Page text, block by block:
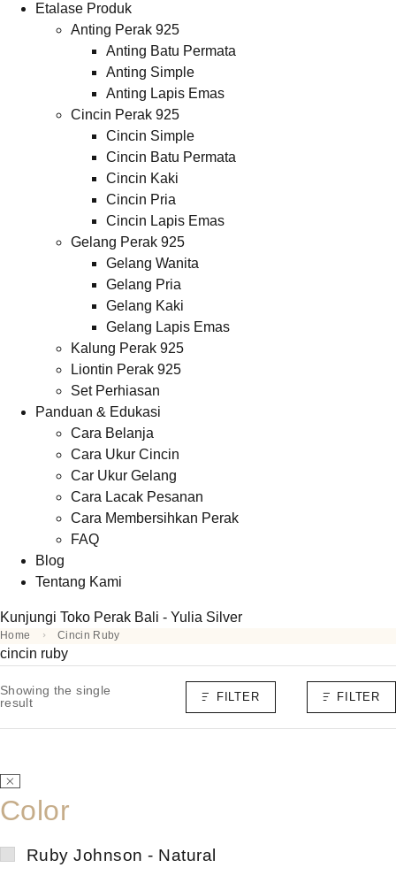
Etalase Produk
Anting Perak 925
Anting Batu Permata
Anting Simple
Anting Lapis Emas
Cincin Perak 925
Cincin Simple
Cincin Batu Permata
Cincin Kaki
Cincin Pria
Cincin Lapis Emas
Gelang Perak 925
Gelang Wanita
Gelang Pria
Gelang Kaki
Gelang Lapis Emas
Kalung Perak 925
Liontin Perak 925
Set Perhiasan
Panduan & Edukasi
Cara Belanja
Cara Ukur Cincin
Car Ukur Gelang
Cara Lacak Pesanan
Cara Membersihkan Perak
FAQ
Blog
Tentang Kami
Kunjungi Toko Perak Bali - Yulia Silver
Home Cincin Ruby
cincin ruby
Showing the single
result
FILTER FILTER
Color
Ruby Johnson - Natural